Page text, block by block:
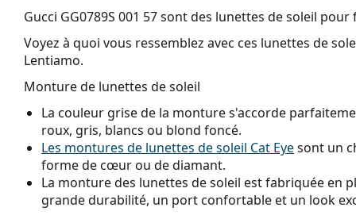
Gucci GG0789S 001 57sont des lunettes de soleil pour
Voyez à quoi vous ressemblez avec ces lunettes de
Lentiamo.
Monture de lunettes de soleil
La couleur grise de la monture s'accorde
roux, gris, blancs ou blond foncé.
Les montures de lunettes de soleil Cat Eyesont un
forme de cœur ou de diamant.
La monture des lunettes de soleil est fabriquée en
grande durabilité, un port confortable et un look